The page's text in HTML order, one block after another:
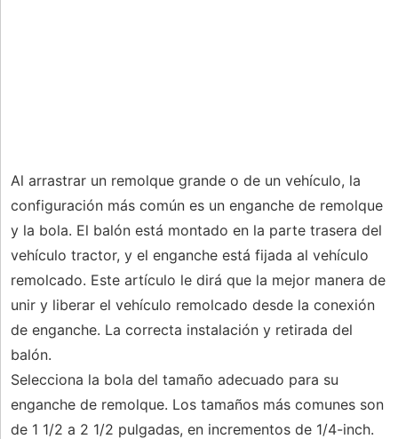
Al arrastrar un remolque grande o de un vehículo, la
configuración más común es un enganche de remolque
y la bola. El balón está montado en la parte trasera del
vehículo tractor, y el enganche está fijada al vehículo
remolcado. Este artículo le dirá que la mejor manera de
unir y liberar el vehículo remolcado desde la conexión
de enganche. La correcta instalación y retirada del
balón.
Selecciona la bola del tamaño adecuado para su
enganche de remolque. Los tamaños más comunes son
de 1 1/2 a 2 1/2 pulgadas, en incrementos de 1/4-inch.